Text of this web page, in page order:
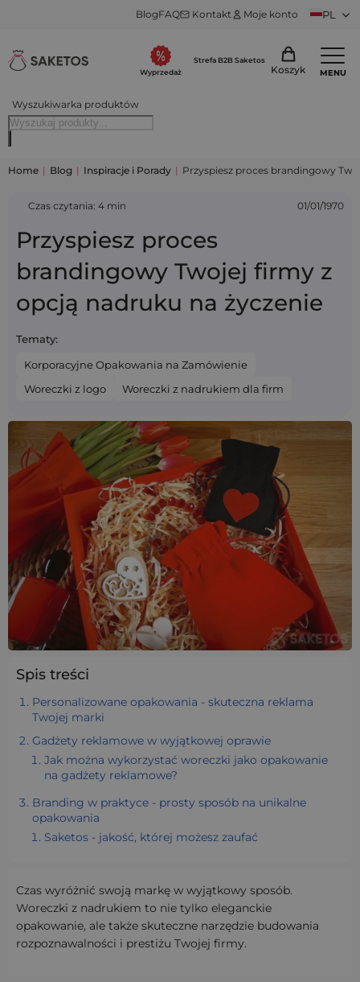
BlogFAQ Kontakt Moje konto PL
Wyszukiwarka produktów
Wyprzedaż
Strefa B2B Saketos
Koszyk MENU
Home | Blog | Inspiracje i Porady | Przyspiesz proces brandingowy
Czas czytania: 4 min 01/01/1970
Przyspiesz proces
brandingowy Twojej firmy z
opcją nadruku na życzenie
Tematy:
Korporacyjne Opakowania na Zamówienie
Woreczki z logo
Woreczki z nadrukiem dla firm
Spis treści
Personalizowane opakowania - skuteczna reklama
Twojej marki
Gadżety reklamowe w wyjątkowej oprawie
Jak można wykorzystać woreczki jako opakowanie
na gadżety reklamowe?
Branding w praktyce - prosty sposób na unikalne
opakowania
Saketos - jakość, której możesz zaufać
Czas wyróżnić swoją markę w wyjątkowy sposób.
Woreczki z nadrukiem to nie tylko eleganckie
opakowanie, ale także skuteczne narzędzie budowania
rozpoznawalności i prestiżu Twojej firmy.